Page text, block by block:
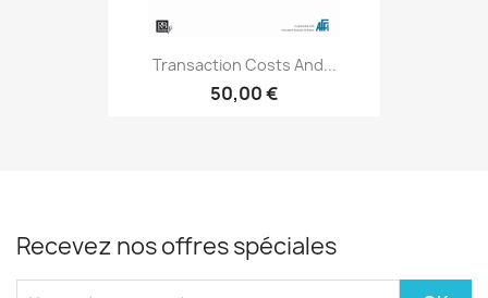
Transaction Costs And...
50,00 €
Recevez nos offres spéciales